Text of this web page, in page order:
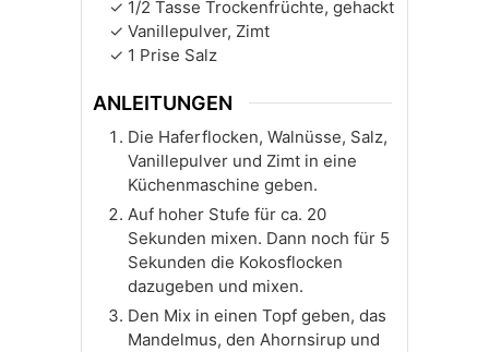
1/2 Tasse Trockenfrüchte, gehackt
Vanillepulver, Zimt
1 Prise Salz
ANLEITUNGEN
Die Haferflocken, Walnüsse, Salz,
Vanillepulver und Zimt in eine
Küchenmaschine geben.
Auf hoher Stufe für ca. 20
Sekunden mixen. Dann noch für 5
Sekunden die Kokosflocken
dazugeben und mixen.
Den Mix in einen Topf geben, das
Mandelmus, den Ahornsirup und